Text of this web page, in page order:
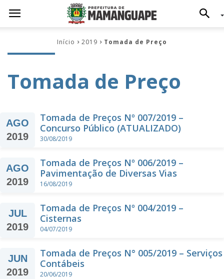
Início 2019 Tomada de Preço
Tomada de Preço
AGO
2019
Tomada de Preços Nº 007/2019 –
Concurso Público (ATUALIZADO)
30/08/2019
AGO
2019
Tomada de Preços Nº 006/2019 –
Pavimentação de Diversas Vias
16/08/2019
JUL
2019
Tomada de Preços Nº 004/2019 –
Cisternas
04/07/2019
JUN
2019
Tomada de Preços N° 005/2019 – Serviços
Contábeis
20/06/2019